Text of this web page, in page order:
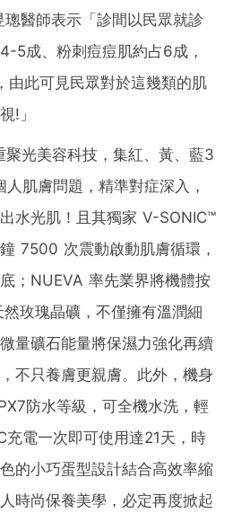
醫師表示「診間以民眾就診
5成、粉刺痘痘肌約占6成，
由此可見民眾對於這幾類的肌
!」
光美容科技，集紅、黃、藍3
肌膚問題，精準對症深入，
水光肌！且其獨家 V-SONIC™
7500 次震動啟動肌膚循環，
；NUEVA 率先業界將機體按
玫瑰晶礦，不僅擁有溫潤細
量礦石能量將保濕力強化再續
不只養膚更親膚。此外，機身
防水等級，可全機水洗，輕
電一次即可使用達21天，時
的小巧蛋型設計結合高效率縮
時尚保養美學，必定再度掀起